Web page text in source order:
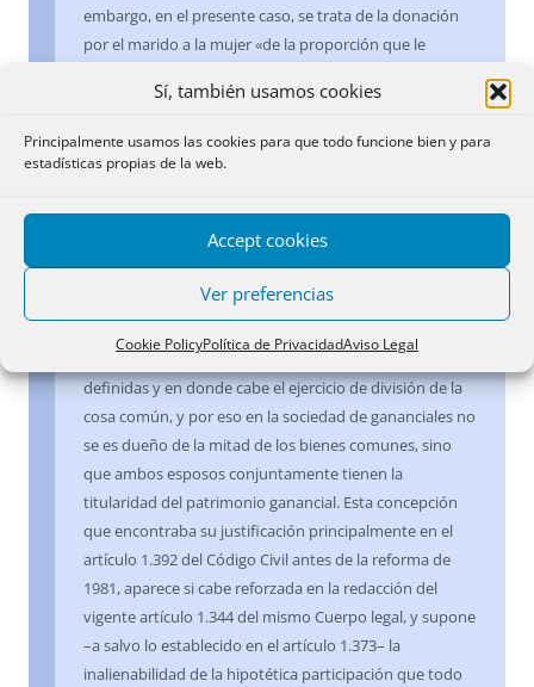
Sí, también usamos cookies
Principalmente usamos las cookies para que todo funcione bien y para
estadísticas propias de la web.
Accept cookies
Ver preferencias
Cookie PolicyPolítica de PrivacidadAviso Legal
embargo, en el presente caso, se trata de la donación
por el marido a la mujer «de la proporción que le
respecto, y como dijo la Resolución de 2 de febrero de
como la doctrina de la Dirección General configuran la
generalidad de la doctrina– como una comunidad de
tipo germánico en la que el derecho que ostentan los
cónyuges afecta indeterminadamente al objeto, sin
atribución de cuotas ni facultad de pedir la división
que sucede con el condominio romano, con cuotas
definidas y en donde cabe el ejercicio de división de la
cosa común, y por eso en la sociedad de gananciales no
se es dueño de la mitad de los bienes comunes, sino
que ambos esposos conjuntamente tienen la
titularidad del patrimonio ganancial. Esta concepción
que encontraba su justificación principalmente en el
artículo 1.392 del Código Civil antes de la reforma de
1981, aparece si cabe reforzada en la redacción del
vigente artículo 1.344 del mismo Cuerpo legal, y supone
–a salvo lo establecido en el artículo 1.373– la
inalienabilidad de la hipotética participación que todo